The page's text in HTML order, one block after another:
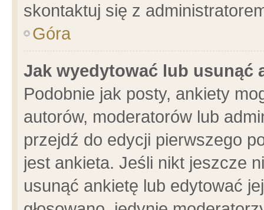
skontaktuj się z
Góra
Jak wyedytować lub usunąć
Podobnie jak posty, ankiety
autorów, moderatorów lub
przejdź do edycji pierwszego
jest ankieta. Jeśli nikt jeszcze
usunąć ankietę lub edytować